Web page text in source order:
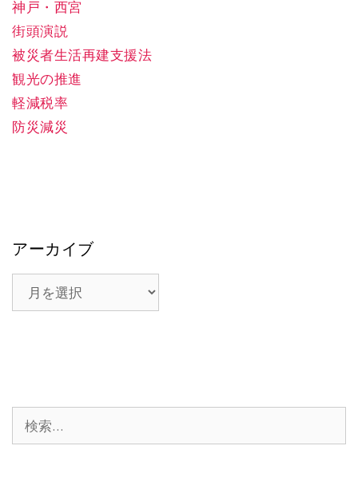
神戸・西宮
街頭演説
被災者生活再建支援法
観光の推進
軽減税率
防災減災
アーカイブ
索: